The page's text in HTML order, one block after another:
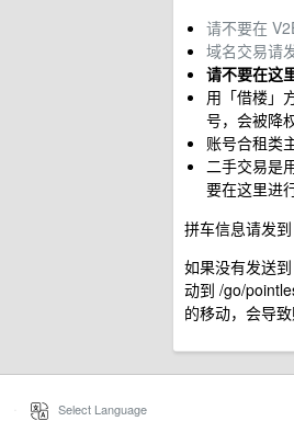
请不要在
域名交易请
请不要在这
用「借楼」
号，会被降
账号合租类
二手交易是
要在这里进
拼车信息请发到
如果没有发送
动到 /go/
的移动，会导致
Select Language